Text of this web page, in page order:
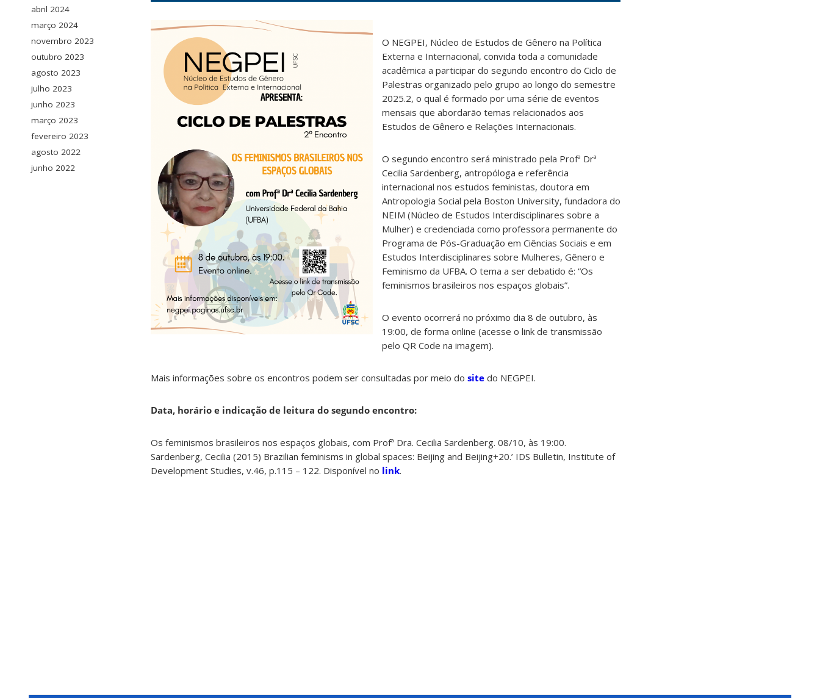
abril 2024
março 2024
novembro 2023
outubro 2023
agosto 2023
julho 2023
junho 2023
março 2023
fevereiro 2023
agosto 2022
junho 2022
O NEGPEI, Núcleo de Estudos de Gênero na Política
Externa e Internacional, convida toda a comunidade
acadêmica a participar do segundo encontro do Ciclo de
Palestras organizado pelo grupo ao longo do semestre
2025.2, o qual é formado por uma série de eventos
mensais que abordarão temas relacionados aos
Estudos de Gênero e Relações Internacionais.
O segundo encontro será ministrado pela Profª Drª
Cecilia Sardenberg, antropóloga e referência
internacional nos estudos feministas, doutora em
Antropologia Social pela Boston University, fundadora do
NEIM (Núcleo de Estudos Interdisciplinares sobre a
Mulher) e credenciada como professora permanente do
Programa de Pós-Graduação em Ciências Sociais e em
Estudos Interdisciplinares sobre Mulheres, Gênero e
Feminismo da UFBA. O tema a ser debatido é: “Os
feminismos brasileiros nos espaços globais”.
O evento ocorrerá no próximo dia 8 de outubro, às
19:00, de forma online (acesse o link de transmissão
pelo QR Code na imagem).
Mais informações sobre os encontros podem ser consultadas por meio do site do NEGPEI.
Data, horário e indicação de leitura do segundo encontro:
Os feminismos brasileiros nos espaços globais, com Profª Dra. Cecilia Sardenberg. 08/10, às 19:00.
Sardenberg, Cecilia (2015) Brazilian feminisms in global spaces: Beijing and Beijing+20.’ IDS Bulletin, Institute of
Development Studies, v.46, p.115 – 122. Disponível no link.